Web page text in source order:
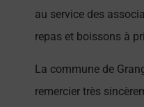
au service des
repas et boissons à
La commune de
remercier très